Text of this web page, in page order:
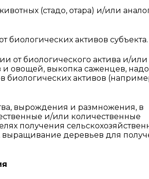
(стадо, отара) и/или
биологических активов субъекта.
от биологического актива и/
и овощей, выкопка саженцев,
активов
вырождения и размножения, в
и/или количественные
получения
деревьев для